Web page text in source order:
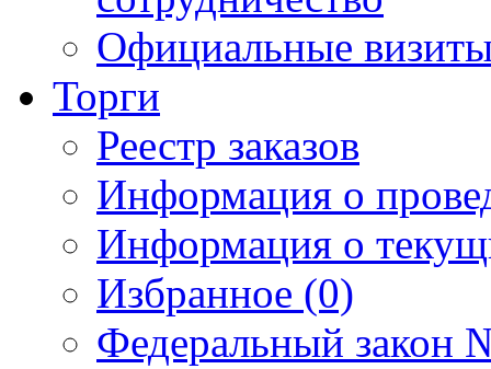
Официальные
Торги
Реестр заказов
Информация о
Информация о
Избранное (0)
Федеральный закон